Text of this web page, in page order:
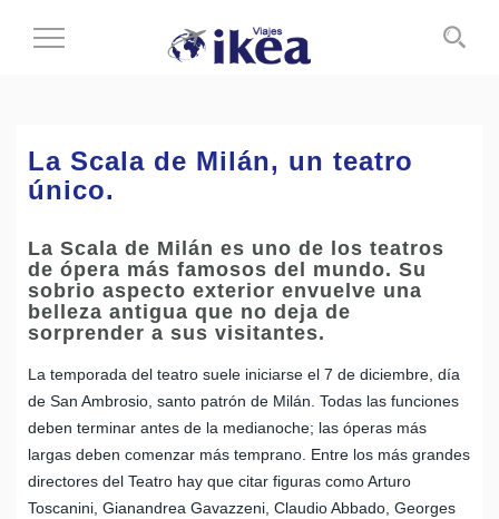
Cambiar
La Scala de Milán, un teatro
único.
La Scala de Milán es uno de los teatros
de ópera más famosos del mundo. Su
sobrio aspecto exterior envuelve una
belleza antigua que no deja de
sorprender a sus visitantes.
La temporada del teatro suele iniciarse el 7 de diciembre, día
de San Ambrosio, santo patrón de Milán. Todas las funciones
deben terminar antes de la medianoche; las óperas más
largas deben comenzar más temprano. Entre los más grandes
directores del Teatro hay que citar figuras como Arturo
Toscanini, Gianandrea Gavazzeni, Claudio Abbado, Georges